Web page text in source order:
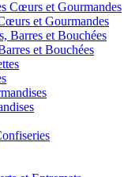
et Gourmandes
et Bouchées